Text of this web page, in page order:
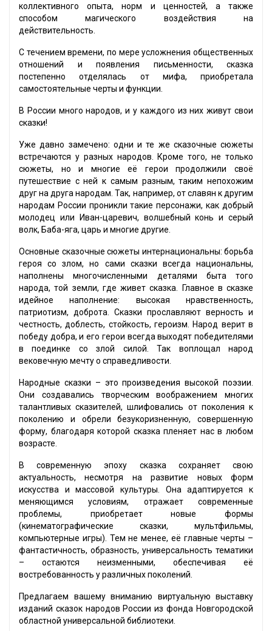
коллективного опыта, норм и ценностей, а также
способом магического воздействия на
действительность.
С течением времени, по мере усложнения общественных
отношений и появления письменности, сказка
постепенно отделялась от мифа, приобретала
самостоятельные черты и функции.
В России много народов, и у каждого из них живут свои
сказки!
Уже давно замечено: одни и те же сказочные сюжеты
встречаются у разных народов. Кроме того, не только
сюжеты, но и многие её герои продолжили своё
путешествие с ней к самым разным, таким непохожим
друг на друга народам. Так, например, от славян к другим
народам России проникли такие персонажи, как добрый
молодец или Иван-царевич, волшебный конь и серый
волк, Баба-яга, царь и многие другие.
Основные сказочные сюжеты интернациональны: борьба
героя со злом, но сами сказки всегда национальны,
наполнены многочисленными деталями быта того
народа, той земли, где живет сказка. Главное в сказке
идейное наполнение: высокая нравственность,
патриотизм, доброта. Сказки прославляют верность и
честность, доблесть, стойкость, героизм. Народ верит в
победу добра, и его герои всегда выходят победителями
в поединке со злой силой. Так воплощал народ
вековечную мечту о справедливости.
Народные сказки – это произведения высокой поэзии.
Они создавались творческим воображением многих
талантливых сказителей, шлифовались от поколения к
поколению и обрели безукоризненную, совершенную
форму, благодаря которой сказка пленяет нас в любом
возрасте.
В современную эпоху сказка сохраняет свою
актуальность, несмотря на развитие новых форм
искусства и массовой культуры. Она адаптируется к
меняющимся условиям, отражает современные
проблемы, приобретает новые формы
(кинематографические сказки, мультфильмы,
компьютерные игры). Тем не менее, её главные черты –
фантастичность, образность, универсальность тематики
– остаются неизменными, обеспечивая её
востребованность у различных поколений.
Предлагаем вашему вниманию виртуальную выставку
изданий сказок народов России из фонда Новгородской
областной универсальной библиотеки.